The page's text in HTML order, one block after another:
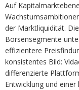
Auf
der Marktliquidität.
Börsensegmente
effizientere
konsistentes Bild:
differenzierte
Entwicklung und